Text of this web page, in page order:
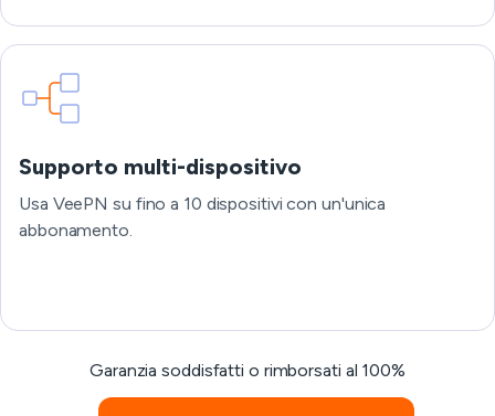
Supporto multi-dispositivo
Usa VeePN su fino a 10 dispositivi con un'unica
abbonamento.
Garanzia soddisfatti o rimborsati al 100%